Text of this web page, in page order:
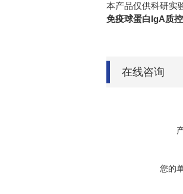
本产品仅供科研实
免疫球蛋白IgA质
在线咨询
您的